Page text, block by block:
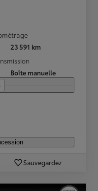
23 591 km
Boîte manuelle
Sauvegardez